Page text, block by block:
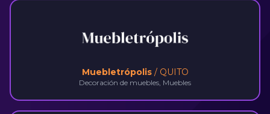
Muebletrópolis / QUITO
Decoración de muebles, Muebles